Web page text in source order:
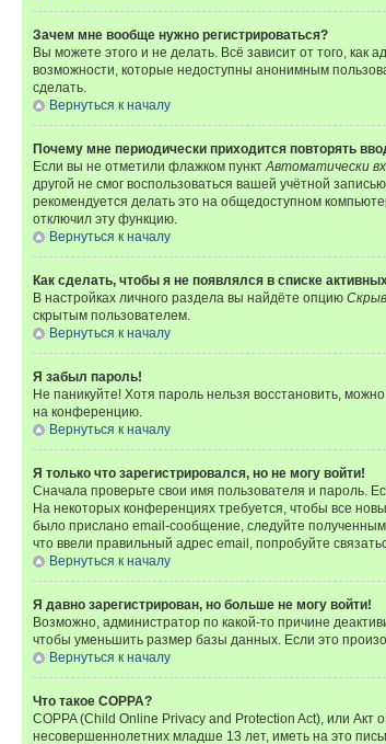
Зачем мне вообще нужно регистрироваться?
Вы можете этого и не делать. Всё зависит от того,
возможности, которые недоступны анонимным
сделать.
Вернуться к началу
Почему мне периодически приходится повторять
Если вы не отметили флажком пункт Автоматически
другой не смог воспользоваться вашей учётной
рекомендуется делать это на общедоступном
отключил эту функцию.
Вернуться к началу
Как сделать, чтобы я не появлялся в списке
В настройках личного раздела вы найдёте опцию
скрытым пользователем.
Вернуться к началу
Я забыл пароль!
Не паникуйте! Хотя пароль нельзя восстановить,
на конференцию.
Вернуться к началу
Я только что зарегистрировался, но не могу войти!
Сначала проверьте свои имя пользователя и пароль.
На некоторых конференциях требуется, чтобы все
было прислано email-сообщение, следуйте
что ввели правильный адрес email, попробуйте
Вернуться к началу
Я давно зарегистрирован, но больше не могу войти!
Возможно, администратор по какой-то причине
чтобы уменьшить размер базы данных. Если это
Вернуться к началу
Что такое COPPA?
COPPA (Child Online Privacy and Protection Act), или
несовершеннолетних младше 13 лет, иметь на это